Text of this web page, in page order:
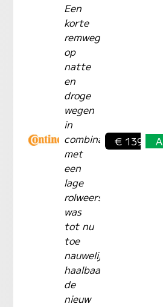
Een
korte
remweg
op
natte
en
droge
wegen
in
combinatie
met
een
lage
rolweerstand
was
tot nu
toe
nauwelijks
haalbaar.Met
de
nieuw
€ 139,- A